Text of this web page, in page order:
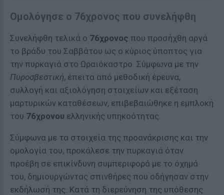
Ομολόγησε ο 76χρονος που συνελήφθη
Συνελήφθη τελικά ο 76χρονος που προσήχθη αργά
το βράδυ του Σαββάτου ως ο κύριος ύποπτος για
την πυρκαγιά στο Ωραιόκαστρο. Σύμφωνα με την
Πυροσβεστική, έπειτα από μεθοδική έρευνα,
συλλογή και αξιολόγηση στοιχείων και εξέταση
μαρτυρικών καταθέσεων, επιβεβαιώθηκε η εμπλοκή
του 76χρονου ελληνικής υπηκοότητας.
Σύμφωνα με τα στοιχεία της προανάκρισης και την
ομολογία του, προκάλεσε την πυρκαγιά όταν
προέβη σε επικίνδυνη συμπεριφορά με το όχημά
του, δημιουργώντας σπινθήρες που οδήγησαν στην
εκδήλωσή της. Κατά τη διερεύνηση της υπόθεσης